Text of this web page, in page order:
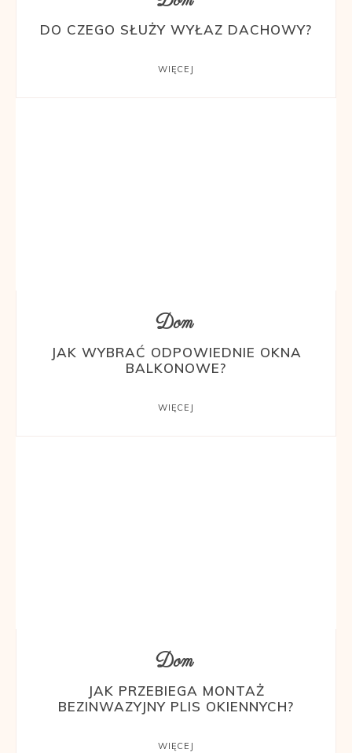
DO CZEGO SŁUŻY WYŁAZ DACHOWY?
WIĘCEJ
Dom
JAK WYBRAĆ ODPOWIEDNIE OKNA
BALKONOWE?
WIĘCEJ
Dom
JAK PRZEBIEGA MONTAŻ
BEZINWAZYJNY PLIS OKIENNYCH?
WIĘCEJ